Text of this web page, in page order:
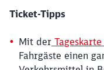
Ticket-Tipps
Mit der
Fahrgäste einen